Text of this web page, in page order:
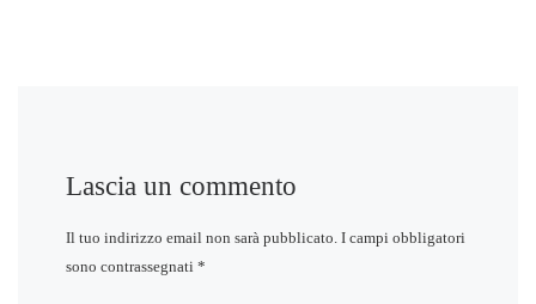
Lascia un commento
Il tuo indirizzo email non sarà pubblicato. I campi obbligatori
sono contrassegnati *